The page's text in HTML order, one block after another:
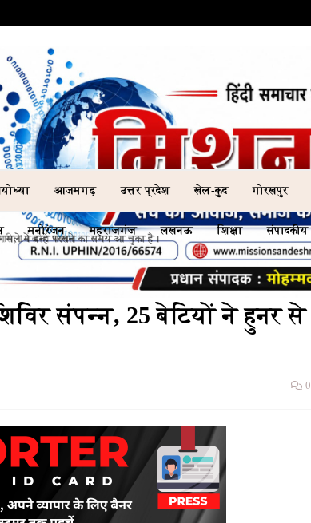
आजमगढ़ उत्तर प्रदेश खेल-कुद गोरखपुर
मनोरंजन महराजगंज लखनऊ शिक्षा संपादकीय
में इन्हें परखने का समय आ चुका है।
संपन्न, 25 बेटियों ने हुनर से
0